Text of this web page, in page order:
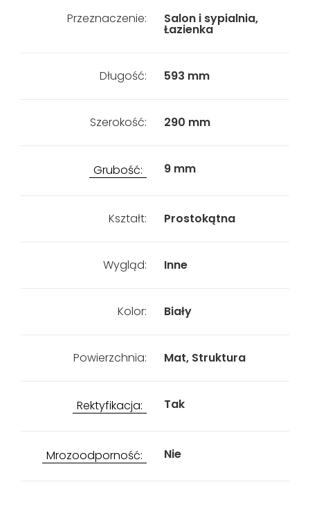
Przeznaczenie: Salon i sypialnia,
Łazienka
Długość: 593 mm
Szerokość: 290 mm
Grubość: 9 mm
Kształt: Prostokątna
Wygląd: Inne
Kolor: Biały
Powierzchnia: Mat, Struktura
Rektyfikacja: Tak
Mrozoodporność: Nie